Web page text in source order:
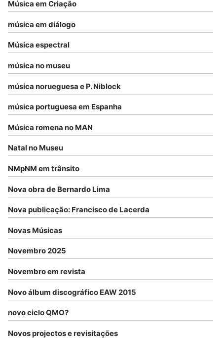
Música em Criação
música em diálogo
Música espectral
música no museu
música norueguesa e P. Niblock
música portuguesa em Espanha
Música romena no MAN
Natal no Museu
NMpNM em trânsito
Nova obra de Bernardo Lima
Nova publicação: Francisco de Lacerda
Novas Músicas
Novembro 2025
Novembro em revista
Novo álbum discográfico EAW 2015
novo ciclo QMO?
Novos projectos e revisitações